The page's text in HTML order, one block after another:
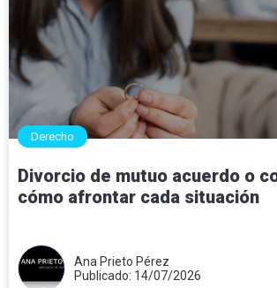
Derecho
Divorcio de mutuo acuerdo o
cómo afrontar cada situación
Ana Prieto Pérez
Publicado: 14/07/2026